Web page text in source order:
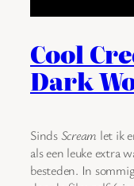
Cool
Dark
SindsScream let ik
als een leuke extra
besteden. In